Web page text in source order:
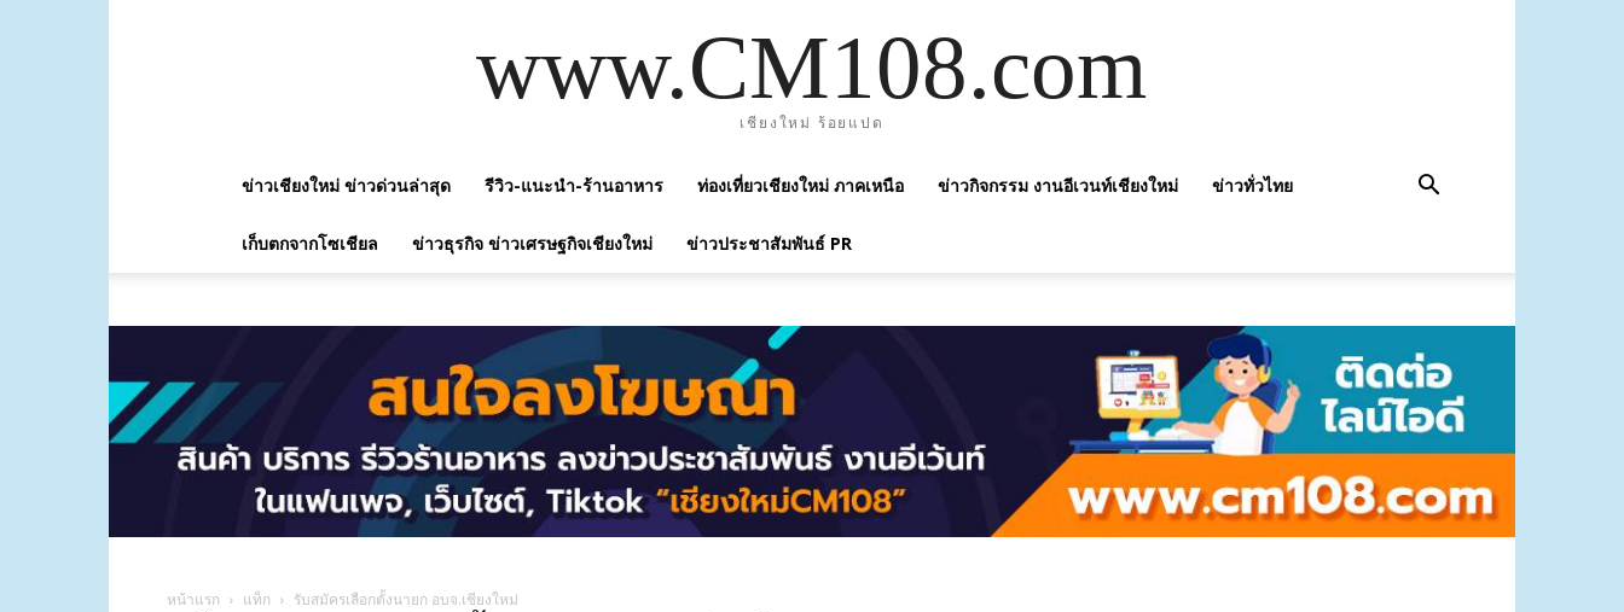
www.CM108.com
เชียงใหม่ ร้อยแปด
ข่าวเชียงใหม่ ข่าวด่วนล่าสุด รีวิว-แนะนำ-ร้านอาหาร ท่องเที่ยวเชียงใหม่ ภาคเหนือ ข่าวกิจกรรม งานอีเวนท์เชียงใหม่ ข่าวทั่วไทย
เก็บตกจากโซเชียล ข่าวธุรกิจ ข่าวเศรษฐกิจเชียงใหม่ ข่าวประชาสัมพันธ์ PR
หน้าแรก แท็ก รับสมัครเลือกตั้งนายก อบจ.เชียงใหม่